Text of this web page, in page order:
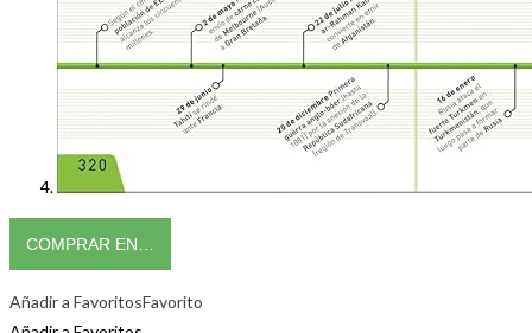
COMPRAR EN…
Añadir a FavoritosFavorito